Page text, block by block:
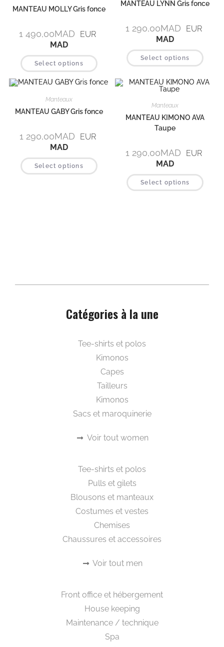
MANTEAU MOLLY Gris fonce
1 490,00MAD
EUR
MAD
Select options
MANTEAU LYNN Gris fonce
1 290,00MAD
EUR
MAD
Select options
Manteaux
MANTEAU GABY Gris fonce
1 290,00MAD
EUR
MAD
Select options
Manteaux
MANTEAU KIMONO AVA
Taupe
1 290,00MAD
EUR
MAD
Select options
Catégories à la une
Tee-shirts et polos
Kimonos
Capes
Tailleurs
Kimonos
Sacs et maroquinerie
Voir tout women
Tee-shirts et polos
Pulls et gilets
Blousons et manteaux
Costumes et vestes
Chemises
Chaussures et accessoires
Voir tout men
Front office et hébergement
House keeping
Maintenance / technique
Spa